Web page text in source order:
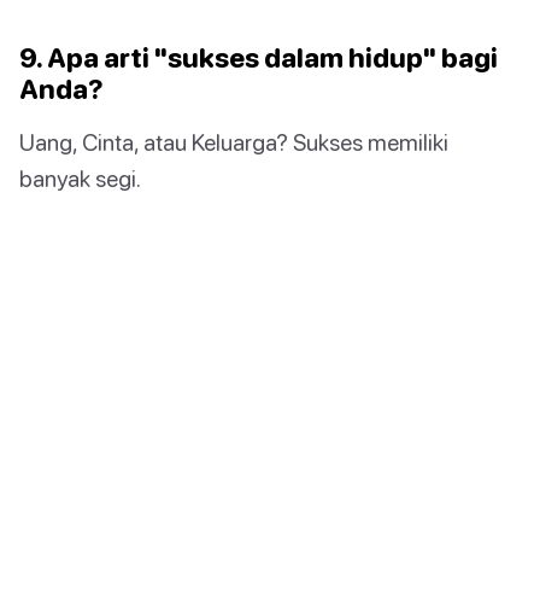
9. Apa arti "sukses dalam hidup" bagi
Anda?
Uang, Cinta, atau Keluarga? Sukses memiliki
banyak segi.